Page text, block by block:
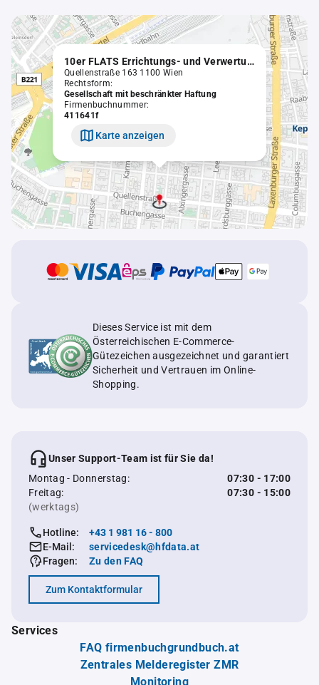
10er FLATS Errichtungs- und Verwertungs GmbH
Quellenstraße 163 1100 Wien
Rechtsform:
Gesellschaft mit beschränkter Haftung
Firmenbuchnummer:
411641f
Karte anzeigen
Dieses Service ist mit dem
Österreichischen E-Commerce-
Gütezeichen ausgezeichnet und garantiert
Sicherheit und Vertrauen im Online-
Shopping.
Unser Support-Team ist für Sie da!
Montag - Donnerstag:
07:30 - 17:00
Freitag:
07:30 - 15:00
(werktags)
Hotline:
+43 1 981 16 - 800
E-Mail:
servicedesk@hfdata.at
Fragen:
Zu den FAQ
Zum Kontaktformular
Services
FAQ firmenbuchgrundbuch.at
Zentrales Melderegister ZMR
Monitoring